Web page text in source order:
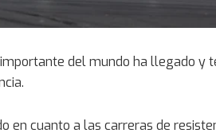
del mundo ha llegado y
en cuanto a las carreras de